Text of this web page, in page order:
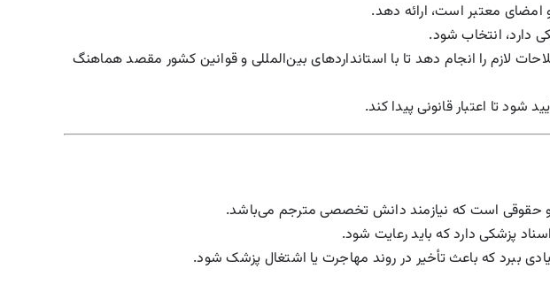
معتبر است، ارائه دهد.
دارد، انتخاب شود.
لازم را انجام دهد تا با استانداردهای بین‌المللی و قوانین کشور مقصد هماهنگ
تا اعتبار قانونی پیدا کند.
حقوقی است که نیازمند دانش تخصصی مترجم می‌باشد.
پزشکی دارد که باید رعایت شود.
ببرد که باعث تأخیر در روند مهاجرت یا اشتغال پزشک شود.